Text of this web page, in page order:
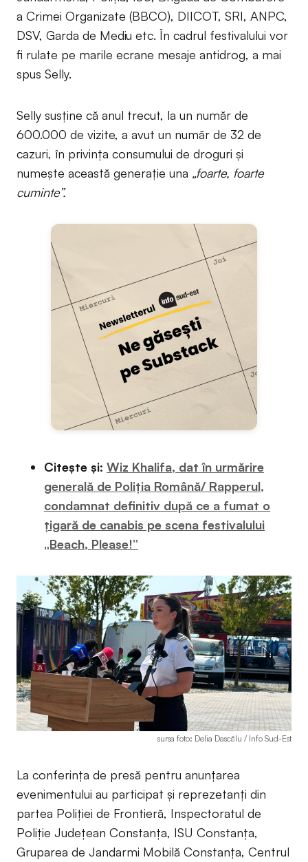
a Crimei Organizate (BBCO), DIICOT, SRI, ANPC,
DSV, Garda de Mediu etc. În cadrul festivalului vor
fi rulate pe marile ecrane mesaje antidrog, a mai
spus Selly.
Selly susține că anul trecut, la un număr de
600.000 de vizite, a avut un număr de 32 de
cazuri, în privința consumului de droguri și
numește această generație una „foarte, foarte
cuminte”.
Citește și: Wiz Khalifa, dat în urmărire
generală de Poliția Română/ Rapperul,
condamnat definitiv după ce a fumat o
țigară de canabis pe scena festivalului
„Beach, Please!”
sursa foto: Delia Dascălu / Info Sud-Est
La conferința de presă pentru anunțarea
evenimentului au participat și reprezetanți din
partea Poliției de Frontieră, Inspectoratul de
Poliție Județean Constanța, ISU Constanța,
Gruparea de Jandarmi Mobilă Constanța, Centrul